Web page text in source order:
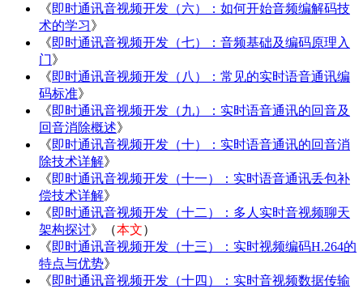
《即时通讯音视频开发（六）：如何开始音频编解码技
术的学习》
《即时通讯音视频开发（七）：音频基础及编码原理入
门》
《即时通讯音视频开发（八）：常见的实时语音通讯编
码标准》
《即时通讯音视频开发（九）：实时语音通讯的回音及
回音消除概述》
《即时通讯音视频开发（十）：实时语音通讯的回音消
除技术详解》
《即时通讯音视频开发（十一）：实时语音通讯丢包补
偿技术详解》
《即时通讯音视频开发（十二）：多人实时音视频聊天
架构探讨》（本文）
《即时通讯音视频开发（十三）：实时视频编码H.264的
特点与优势》
《即时通讯音视频开发（十四）：实时音视频数据传输